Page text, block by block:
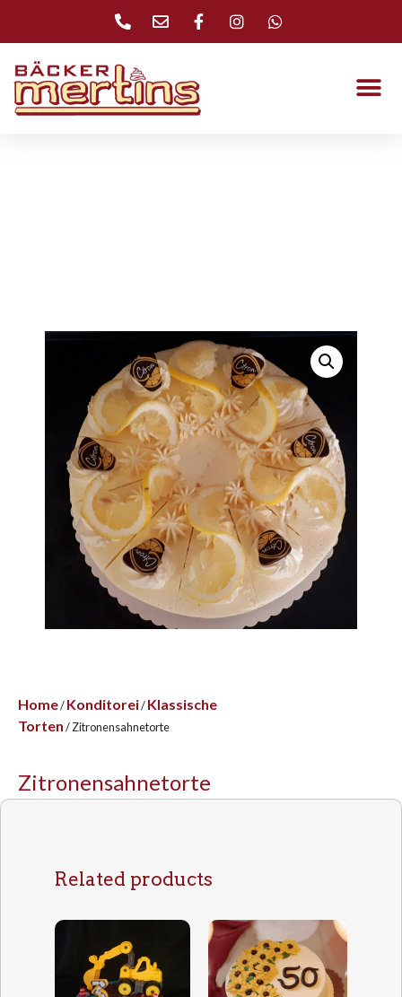
Home/Konditorei/Klassische
Torten/ Zitronensahnetorte
Zitronensahnetorte
Related products